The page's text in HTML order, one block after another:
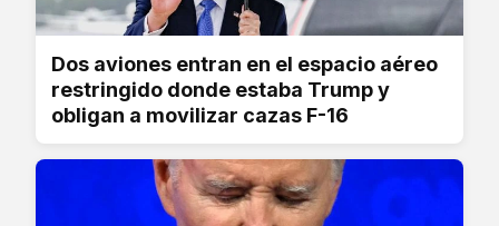
Dos aviones entran en el espacio aéreo
restringido donde estaba Trump y
obligan a movilizar cazas F-16